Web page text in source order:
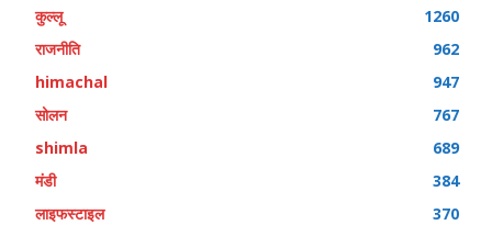
कुल्लू
1260
राजनीति
962
himachal
947
सोलन
767
shimla
689
मंडी
384
लाइफस्टाइल
370